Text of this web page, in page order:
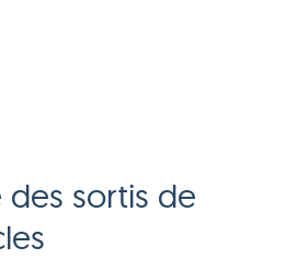
sortis de